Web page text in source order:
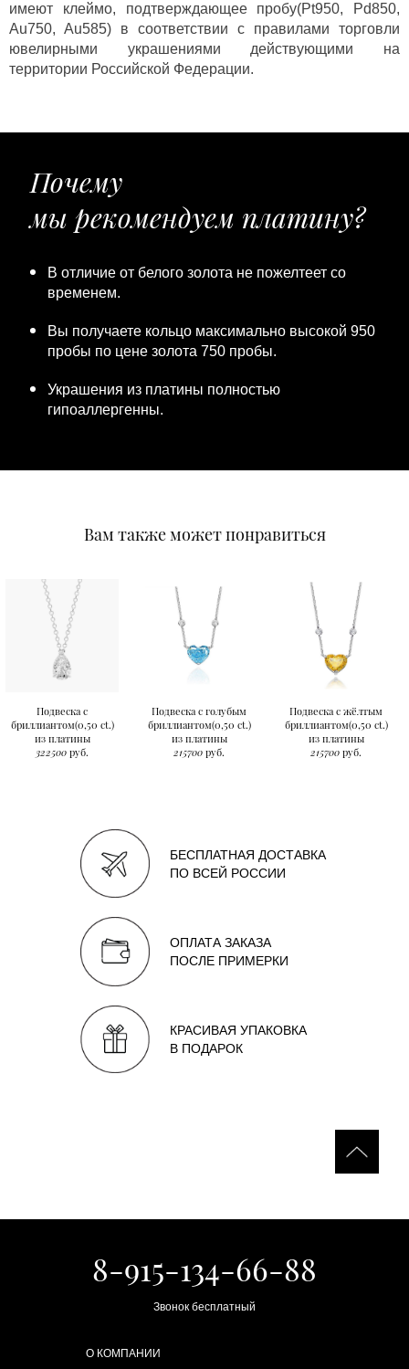
имеют клеймо, подтверждающее пробу(Pt950, Pd850,
Au750, Au585) в соответствии с правилами торговли
ювелирными украшениями действующими на
территории Российской Федерации.
Почему
мы рекомендуем платину?
В отличие от белого золота не пожелтеет со
временем.
Вы получаете кольцо максимально высокой 950
пробы по цене золота 750 пробы.
Украшения из платины полностью
гипоаллергенны.
Вам также может понравиться
Подвеска с
бриллиантом(0,50 ct.)
из платины
322500 руб.
Подвеска с голубым
бриллиантом(0,50 ct.)
из платины
215700 руб.
Подвеска с жёлтым
бриллиантом(0,50 ct.)
из платины
215700 руб.
БЕСПЛАТНАЯ ДОСТАВКА
ПО ВСЕЙ РОССИИ
ОПЛАТА ЗАКАЗА
ПОСЛЕ ПРИМЕРКИ
КРАСИВАЯ УПАКОВКА
В ПОДАРОК
8-915-134-66-88
Звонок бесплатный
О КОМПАНИИ